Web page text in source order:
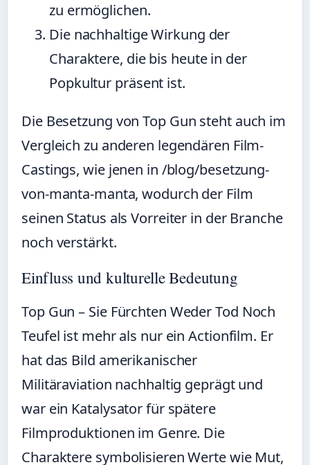
zu ermöglichen.
Die nachhaltige Wirkung der
Charaktere, die bis heute in der
Popkultur präsent ist.
Die Besetzung von Top Gun steht auch im
Vergleich zu anderen legendären Film-
Castings, wie jenen in /blog/besetzung-
von-manta-manta, wodurch der Film
seinen Status als Vorreiter in der Branche
noch verstärkt.
Einfluss und kulturelle Bedeutung
Top Gun – Sie Fürchten Weder Tod Noch
Teufel ist mehr als nur ein Actionfilm. Er
hat das Bild amerikanischer
Militäraviation nachhaltig geprägt und
war ein Katalysator für spätere
Filmproduktionen im Genre. Die
Charaktere symbolisieren Werte wie Mut,